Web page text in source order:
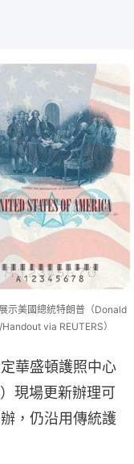
示美國總統特朗普（Donald
via REUTERS）
華盛頓護照中心
現場更新辦理可
，仍沿用傳統護